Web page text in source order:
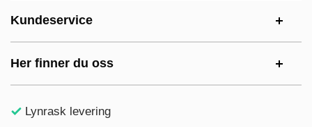
Kundeservice
Her finner du oss
Lynrask levering